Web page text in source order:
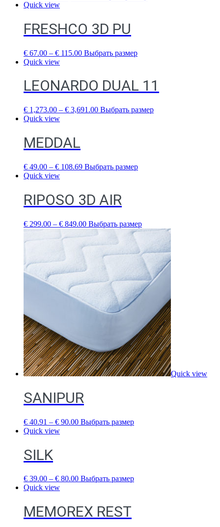
Quick view
FRESHCO 3D PU
€ 67.00 – € 115.00 Выбрать размер
Quick view
LEONARDO DUAL 11
€ 1,273.00 – € 3,691.00 Выбрать размер
Quick view
MEDDAL
€ 49.00 – € 108.69 Выбрать размер
Quick view
RIPOSO 3D AIR
€ 299.00 – € 849.00 Выбрать размер
Quick view
SANIPUR
€ 40.91 – € 90.00 Выбрать размер
Quick view
SILK
€ 39.00 – € 80.00 Выбрать размер
Quick view
MEMOREX REST